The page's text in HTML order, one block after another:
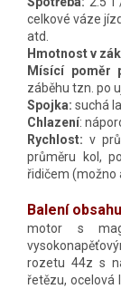
celkové váze
atd.
Hmotnost v
Mísící poměr
záběhu tzn. po
Spojka: suchá
Chlazení:
Rychlost: v
průměru kol,
řidičem (možno
Balení
motor s
rozetu 44z s
řetězu, ocelová